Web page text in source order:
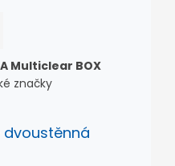
Multiclear BOX
značky
dvoustěnná